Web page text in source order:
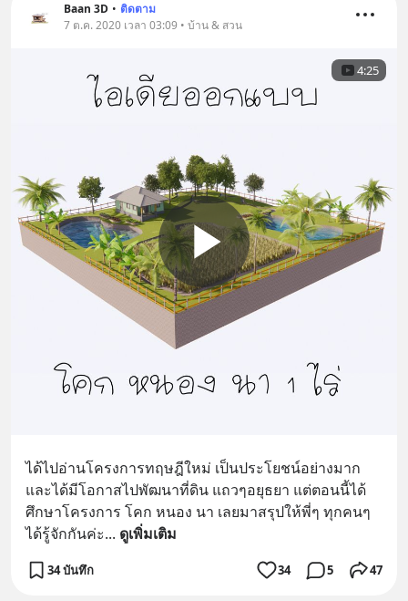
Baan 3D • ติดตาม
7 ต.ค. 2020 เวลา 03:09 • บ้าน & สวน
4:25
ได้ไปอ่านโครงการทฤษฎีใหม่ เป็นประโยชน์อย่างมาก
และได้มีโอกาสไปพัฒนาที่ดิน แถวๆอยุธยา แต่ตอนนี้ได้
ศึกษาโครงการ โคก หนอง นา เลยมาสรุปให้พี่ๆ ทุกคนๆ
ได้รู้จักกันค่ะ... ดูเพิ่มเติม
34 บันทึก 34 5 47